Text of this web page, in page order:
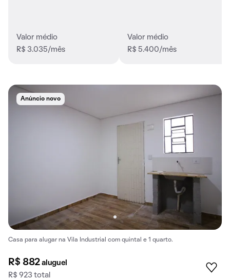
Valor médio
R$ 3.035/mês
Valor médio
R$ 5.400/mês
Anúncio novo
Casa para alugar na Vila Industrial com quintal e 1 quarto.
R$ 882aluguel
R$ 923 total